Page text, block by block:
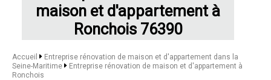
maison et d'appartement à
Ronchois 76390
Accueil
Entreprise rénovation de maison et d'appartement dans la
Seine-Maritime
Entreprise rénovation de maison et d'appartement à
Ronchois